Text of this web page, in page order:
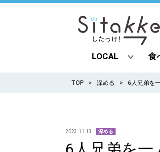
LOCAL
all
道北
道南
食
TOP 深める 6人兄弟を
2023.11.13 深める